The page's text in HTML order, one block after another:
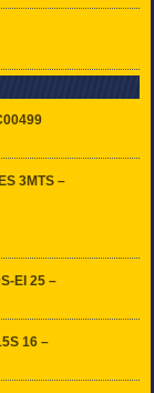
3MTS –
EI 25 –
16 –